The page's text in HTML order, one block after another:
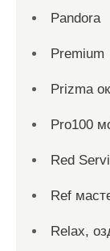
Pandora
Premium
Prizma
Pro100
Red
Ref
Relax,